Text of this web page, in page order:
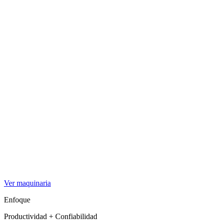
Ver maquinaria
Enfoque
Productividad + Confiabilidad